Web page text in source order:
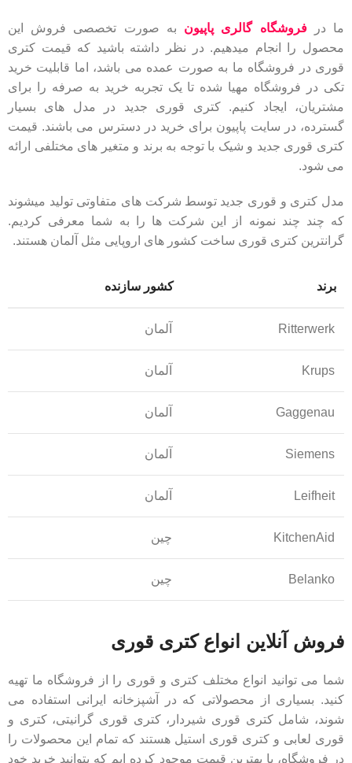
ما درفروشگاه گالری پاپیون به صورت تخصصی فروش این
محصول را انجام میدهیم. در نظر داشته باشید که قیمت کتری
قوری در فروشگاه ما به صورت عمده می باشد، اما قابلیت خرید
تکی در فروشگاه مهیا شده تا یک تجربه خرید به صرفه را برای
مشتریان، ایجاد کنیم. کتری قوری جدید در مدل های بسیار
گسترده، در سایت پاپیون برای خرید در دسترس می باشند. قیمت
کتری قوری جدید و شیک با توجه به برند و متغیر های مختلفی ارائه
می شود.
مدل کتری و قوری جدید توسط شرکت های متفاوتی تولید میشوند
که چند چند نمونه از این شرکت ها را به شما معرفی کردیم.
گرانترین کتری قوری ساخت کشور های اروپایی مثل آلمان هستند.
برند کشور سازنده
Ritterwerk آلمان
Krups آلمان
Gaggenau آلمان
Siemens آلمان
Leifheit آلمان
KitchenAid چین
Belanko چین
فروش آنلاین انواع کتری قوری
شما می توانید انواع مختلف کتری و قوری را از فروشگاه ما تهیه
کنید. بسیاری از محصولاتی که در آشپزخانه ایرانی استفاده می
شوند، شامل کتری قوری شیردار، کتری قوری گرانیتی، کتری و
قوری لعابی و کتری قوری استیل هستند که تمام این محصولات را
در فروشگاه، با بهترین قیمت موجود کرده ایم که بتوانید خرید خود